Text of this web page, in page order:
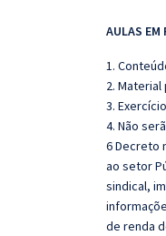
AULAS EM
1.
2.
3.
4. Não
6 Decreto
ao setor
sindical,
de renda